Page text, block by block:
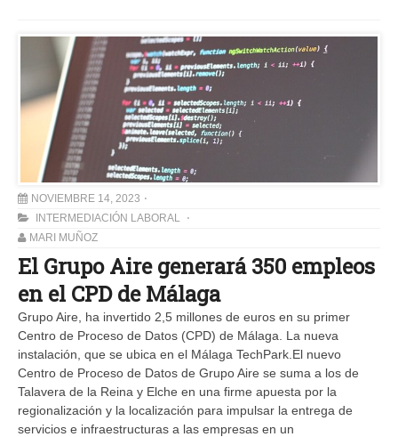
NOVIEMBRE 14, 2023
INTERMEDIACIÓN LABORAL
MARI MUÑOZ
El Grupo Aire generará 350 empleos
en el CPD de Málaga
Grupo Aire, ha invertido 2,5 millones de euros en su primer
Centro de Proceso de Datos (CPD) de Málaga. La nueva
instalación, que se ubica en el Málaga TechPark.El nuevo
Centro de Proceso de Datos de Grupo Aire se suma a los de
Talavera de la Reina y Elche en una firme apuesta por la
regionalización y la localización para impulsar la entrega de
servicios e infraestructuras a las empresas en un